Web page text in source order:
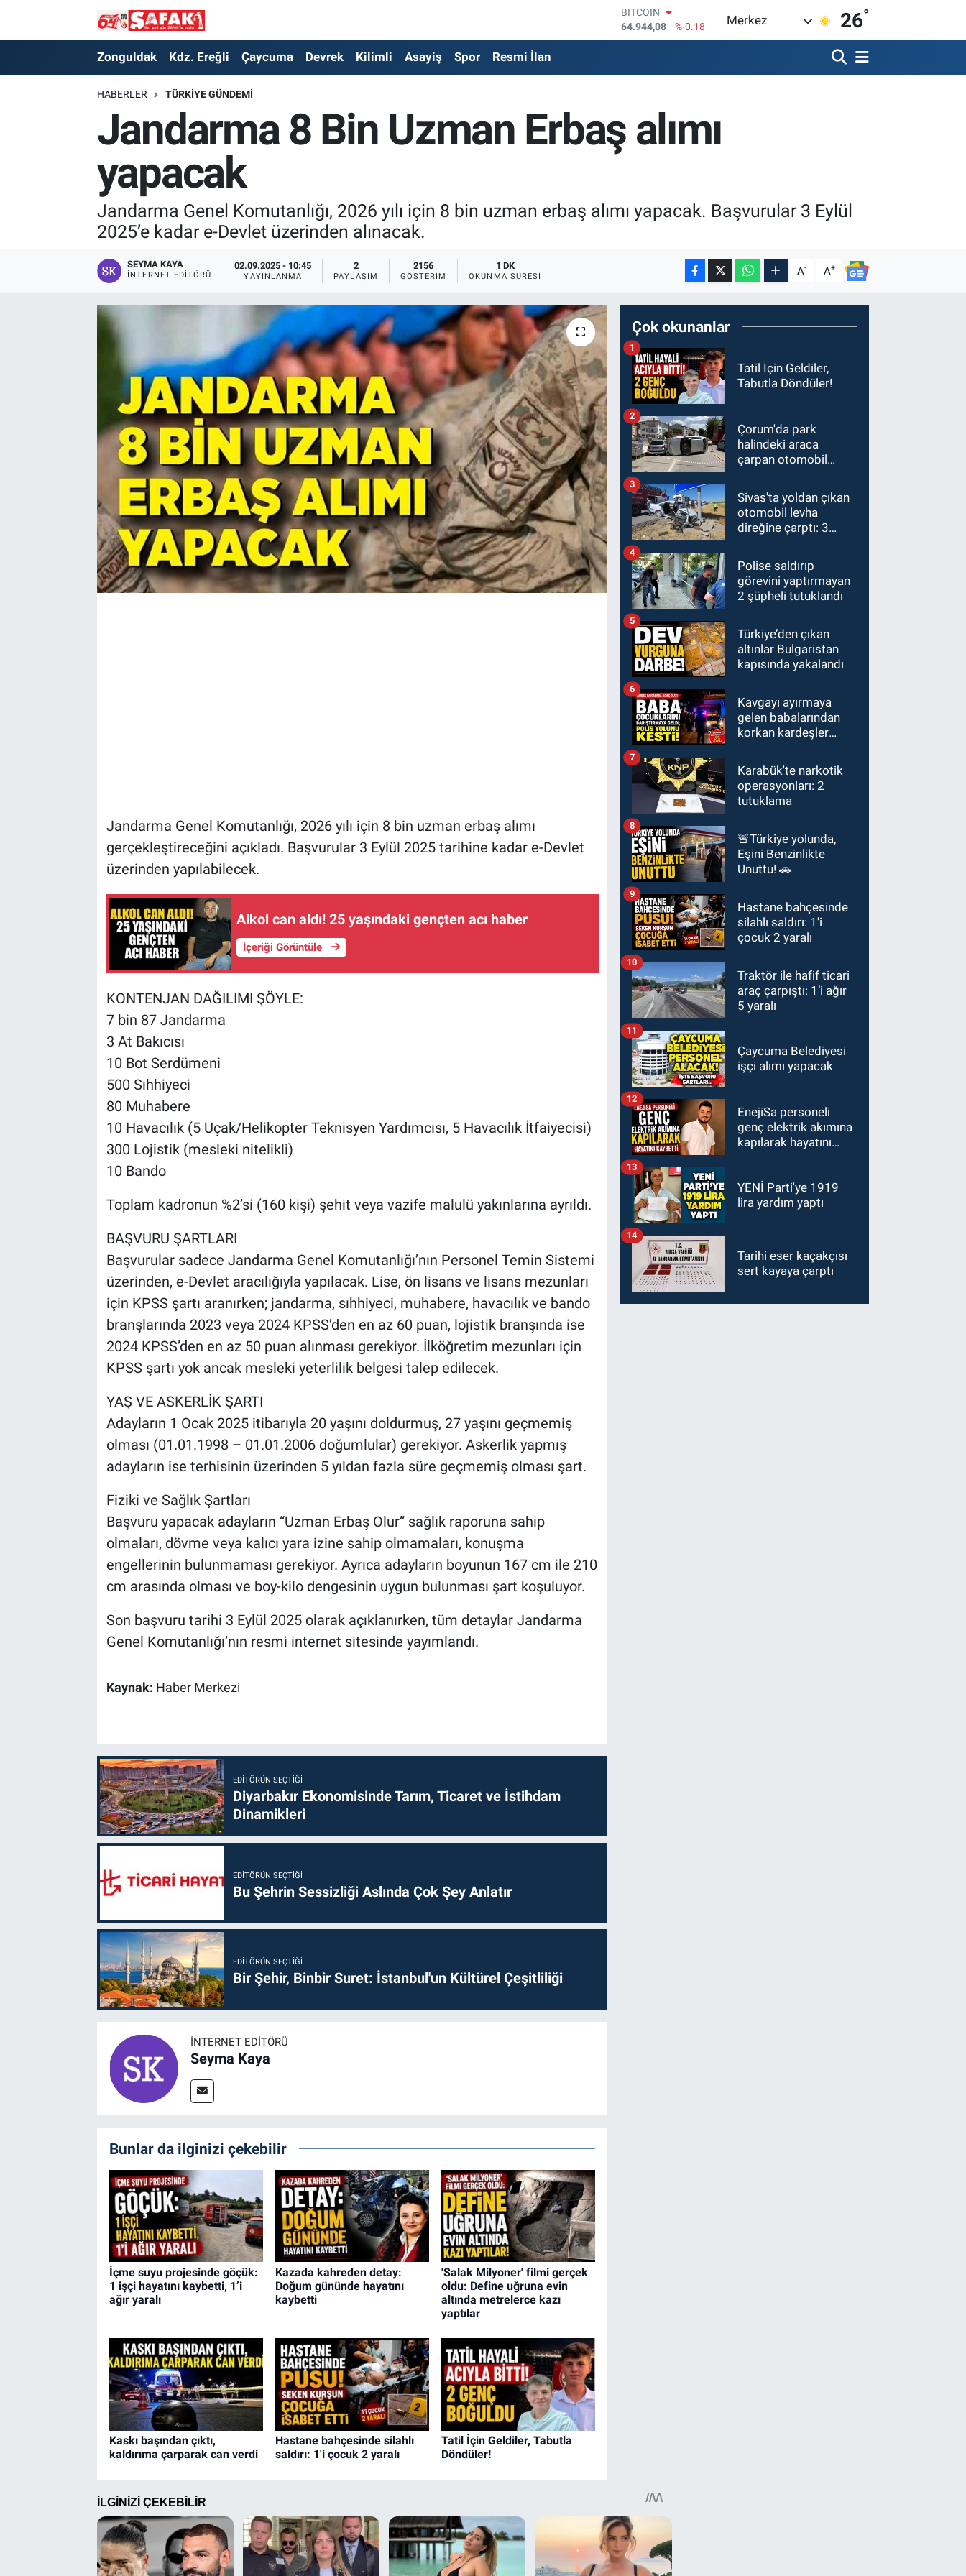
DOLAR
47,7436
%0.18
EURO
6660.55
BİST100
13.779
%-14
Merkez 26°
Zonguldak Kdz. Ereğli Çaycuma Devrek Kilimli Asayiş Spor Resmi İlan
HABERLER TÜRKIYE GÜNDEMI
Jandarma 8 Bin Uzman Erbaş alımı
yapacak
Jandarma Genel Komutanlığı, 2026 yılı için 8 bin uzman erbaş alımı yapacak. Başvurular 3 Eylül
2025’e kadar e-Devlet üzerinden alınacak.
SEYMA KAYA
İNTERNET EDITÖRÜ
02.09.2025 - 10:45
YAYINLANMA
2
PAYLAŞIM
2156
GÖSTERIM
1 DK
OKUNMA SÜRESI A- A+
Jandarma Genel Komutanlığı, 2026 yılı için 8 bin uzman erbaş alımı
gerçekleştireceğini açıkladı. Başvurular 3 Eylül 2025 tarihine kadar e-Devlet
üzerinden yapılabilecek.
Alkol can aldı! 25 yaşındaki gençten acı haber
İçeriği Görüntüle
KONTENJAN DAĞILIMI ŞÖYLE:
7 bin 87 Jandarma
3 At Bakıcısı
10 Bot Serdümeni
500 Sıhhiyeci
80 Muhabere
10 Havacılık (5 Uçak/Helikopter Teknisyen Yardımcısı, 5 Havacılık İtfaiyecisi)
300 Lojistik (mesleki nitelikli)
10 Bando
Toplam kadronun %2’si (160 kişi) şehit veya vazife malulü yakınlarına ayrıldı.
BAŞVURU ŞARTLARI
Başvurular sadece Jandarma Genel Komutanlığı’nın Personel Temin Sistemi
üzerinden, e-Devlet aracılığıyla yapılacak. Lise, ön lisans ve lisans mezunları
için KPSS şartı aranırken; jandarma, sıhhiyeci, muhabere, havacılık ve bando
branşlarında 2023 veya 2024 KPSS’den en az 60 puan, lojistik branşında ise
2024 KPSS’den en az 50 puan alınması gerekiyor. İlköğretim mezunları için
KPSS şartı yok ancak mesleki yeterlilik belgesi talep edilecek.
YAŞ VE ASKERLİK ŞARTI
Adayların 1 Ocak 2025 itibarıyla 20 yaşını doldurmuş, 27 yaşını geçmemiş
olması (01.01.1998 – 01.01.2006 doğumlular) gerekiyor. Askerlik yapmış
adayların ise terhisinin üzerinden 5 yıldan fazla süre geçmemiş olması şart.
Fiziki ve Sağlık Şartları
Başvuru yapacak adayların “Uzman Erbaş Olur” sağlık raporuna sahip
olmaları, dövme veya kalıcı yara izine sahip olmamaları, konuşma
engellerinin bulunmaması gerekiyor. Ayrıca adayların boyunun 167 cm ile 210
cm arasında olması ve boy-kilo dengesinin uygun bulunması şart koşuluyor.
Son başvuru tarihi 3 Eylül 2025 olarak açıklanırken, tüm detaylar Jandarma
Genel Komutanlığı’nın resmi internet sitesinde yayımlandı.
Kaynak: Haber Merkezi
EDITÖRÜN SEÇTIĞI
Diyarbakır Ekonomisinde Tarım, Ticaret ve İstihdam
Dinamikleri
EDITÖRÜN SEÇTIĞI
Bu Şehrin Sessizliği Aslında Çok Şey Anlatır
EDITÖRÜN SEÇTIĞI
Bir Şehir, Binbir Suret: İstanbul'un Kültürel Çeşitliliği
İNTERNET EDITÖRÜ
Seyma Kaya
Bunlar da ilginizi çekebilir
İçme suyu projesinde göçük:
1 işçi hayatını kaybetti, 1’i
ağır yaralı
Kazada kahreden detay:
Doğum gününde hayatını
kaybetti
'Salak Milyoner' filmi gerçek
oldu: Define uğruna evin
altında metrelerce kazı
yaptılar
Kaskı başından çıktı,
kaldırıma çarparak can verdi
Hastane bahçesinde silahlı
saldırı: 1'i çocuk 2 yaralı
Tatil İçin Geldiler, Tabutla
Döndüler!
Çok okunanlar
Tatil İçin Geldiler,
Tabutla Döndüler!
1
Çorum'da park
halindeki araca
çarpan otomobil
2
Sivas'ta yoldan çıkan
otomobil levha
direğine çarptı: 3
3
Polise saldırıp
görevini yaptırmayan
2 şüpheli tutuklandı
4
Türkiye’den çıkan
altınlar Bulgaristan
kapısında yakalandı
5
Kavgayı ayırmaya
gelen babalarından
korkan kardeşler
bizi vuracak"
6
Karabük'te narkotik
operasyonları: 2
tutuklama
7
🚨Türkiye yolunda,
Eşini Benzinlikte
Unuttu! 🚗
8
Hastane bahçesinde
silahlı saldırı: 1'i
çocuk 2 yaralı
9
Traktör ile hafif ticari
araç çarpıştı: 1’i ağır
5 yaralı
10
Çaycuma Belediyesi
işçi alımı yapacak
11
EnejiSa personeli
genç elektrik akımına
kapılarak hayatını
12
YENİ Parti'ye 1919
lira yardım yaptı
13
Tarihi eser kaçakçısı
sert kayaya çarptı
14
Zonguldak
Kdz. Ereğli
Resmi İlan
Zonguldak Nöbetçi Eczaneler
Zonguldak Hava Durumu
Zonguldak Namaz Vakitleri
Zonguldak Trafik Yoğunluk Haritası
Süper Lig Puan Durumu ve Fikstür
Tüm Manşetler
Son Dakika Haberleri
Haber Arşivi